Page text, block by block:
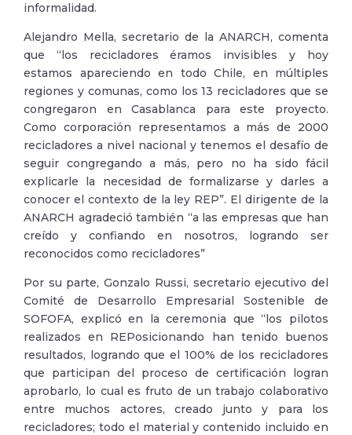
informalidad.
Alejandro Mella, secretario de la ANARCH, comenta
que “los recicladores éramos invisibles y hoy
estamos apareciendo en todo Chile, en múltiples
regiones y comunas, como los 13 recicladores que se
congregaron en Casablanca para este proyecto.
Como corporación representamos a más de 2000
recicladores a nivel nacional y tenemos el desafío de
seguir congregando a más, pero no ha sido fácil
explicarle la necesidad de formalizarse y darles a
conocer el contexto de la ley REP”. El dirigente de la
ANARCH agradeció también “a las empresas que han
creído y confiando en nosotros, logrando ser
reconocidos como recicladores”
Por su parte, Gonzalo Russi, secretario ejecutivo del
Comité de Desarrollo Empresarial Sostenible de
SOFOFA, explicó en la ceremonia que “los pilotos
realizados en REPosicionando han tenido buenos
resultados, logrando que el 100% de los recicladores
que participan del proceso de certificación logran
aprobarlo, lo cual es fruto de un trabajo colaborativo
entre muchos actores, creado junto y para los
recicladores; todo el material y contenido incluido en